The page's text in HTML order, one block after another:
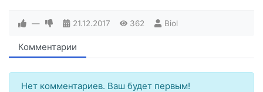
— 21.12.2017 362 Biol
Комментарии
Нет комментариев. Ваш будет первым!